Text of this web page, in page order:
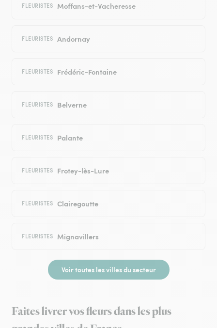
FLEURISTES Moffans-et-Vacheresse
FLEURISTES Andornay
FLEURISTES Frédéric-Fontaine
FLEURISTES Belverne
FLEURISTES Palante
FLEURISTES Frotey-lès-Lure
FLEURISTES Clairegoutte
FLEURISTES Mignavillers
Voir toutes les villes du secteur
Faites livrer vos fleurs dans les plus